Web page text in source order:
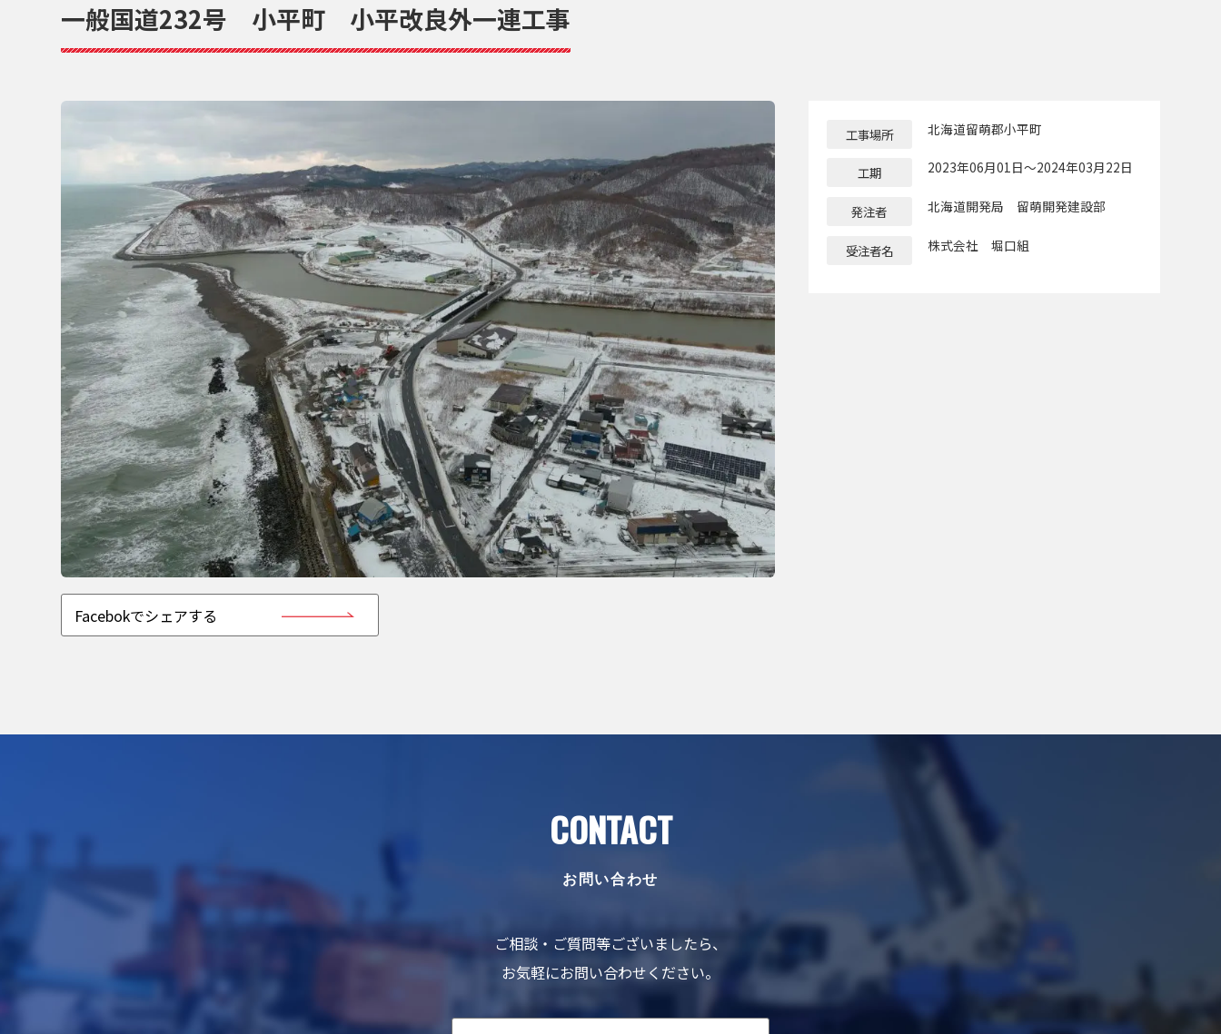
一般国道232号 小平町 小平改良外一連工事
工事場所 北海道留萌郡小平町
工期 2023年06月01日～2024年03月22日
発注者 北海道開発局 留萌開発建設部
受注者名 株式会社 堀口組
Facebokでシェアする
CONTACT
お問い合わせ
ご相談・ご質問等ございましたら、
お気軽にお問い合わせください。